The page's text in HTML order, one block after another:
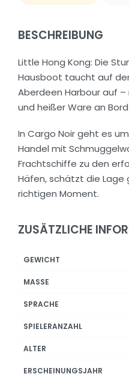
BESCHREIBUNG
Little Hong Kong: Die
Hausboot taucht auf
Aberdeen Harbour auf
und heißer Ware an
In Cargo Noir geht es
Handel mit
Frachtschiffe zu den
Häfen, schätzt die
richtigen Moment.
ZUSÄTZLICHE
GEWICHT
MASSE
SPRACHE
SPIELERANZAHL
ALTER
ERSCHEINUNGSJAHR